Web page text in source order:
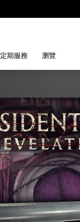
定期服務 瀏覽